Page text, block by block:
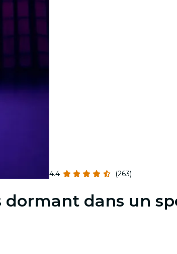
4.4 (263)
dormant dans un